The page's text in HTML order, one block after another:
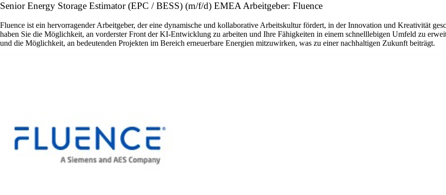
Senior Energy Storage Estimator (EPC / BESS) (m/f/d) EMEA Arbeitgeber: Fluence
Fluence ist ein hervorragender Arbeitgeber, der eine dynamische und kollaborative Arbeitskultur fördert, in der Innovation und Kreativität
haben Sie die Möglichkeit, an vorderster Front der KI-Entwicklung zu arbeiten und Ihre Fähigkeiten in einem schnelllebigen Umfeld zu
und die Möglichkeit, an bedeutenden Projekten im Bereich erneuerbare Energien mitzuwirken, was zu einer nachhaltigen Zukunft beiträgt.